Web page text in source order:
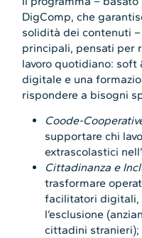
DigComp, che
solidità dei contenuti
principali, pensati per
lavoro quotidiano: soft
digitale e una
rispondere a bisogni
Coode-
supportare chi
extrascolastici
Cittadinanza e
trasformare
facilitatori digitali,
l’esclusione
cittadini stranieri);